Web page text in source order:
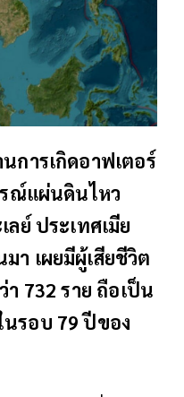
การเกิดอาฟเตอร์
รณ์แผ่นดินไหว
ย์ ประเทศเมีย
า เผยมีผู้เสียชีวิต
732 ราย ถือเป็น
รอบ 79 ปีของ